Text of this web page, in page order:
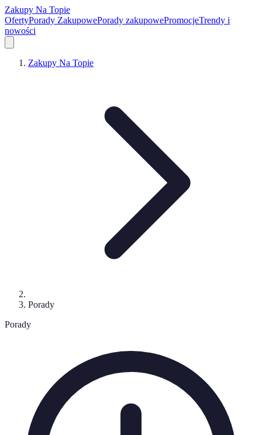
Zakupy Na Topie
OfertyPorady ZakupowePorady zakupowePromocjeTrendy i
nowości
Zakupy Na Topie
Porady
Porady